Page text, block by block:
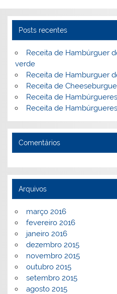
Posts recentes
Receita de Hambúrguer
verde
Receita de Hamburguer
Receita de
Receita de
Receita de
Comentários
Arquivos
março 2016
fevereiro 2016
janeiro 2016
dezembro 2015
novembro 2015
outubro 2015
setembro 2015
agosto 2015